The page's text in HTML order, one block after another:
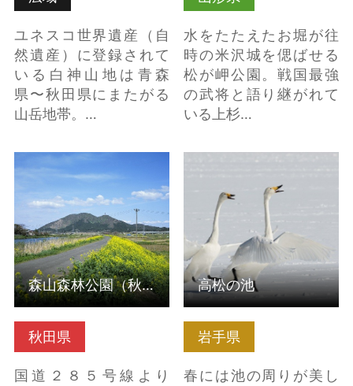
ユネスコ世界遺産（自
然遺産）に登録されて
いる白神山地は青森
県〜秋田県にまたがる
山岳地帯。…
水をたたえたお堀が往
時の米沢城を偲ばせる
松が岬公園。戦国最強
の武将と語り継がれて
いる上杉…
秋田県
国道２８５号線より
森山森林公園（秋田県
五城目町） の詳細はこ
ちら
森山森林公園（秋田県五城目町）
岩手県
春には池の周りが美し
高松の池 の詳細はこち
高松の池